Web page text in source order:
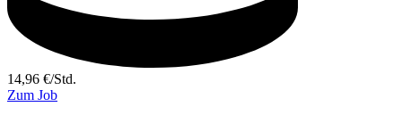
14,96 €/Std.
Zum Job